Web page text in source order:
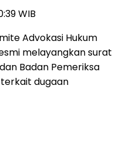
WIB
Advokasi Hukum
melayangkan surat
Badan Pemeriksa
dugaan